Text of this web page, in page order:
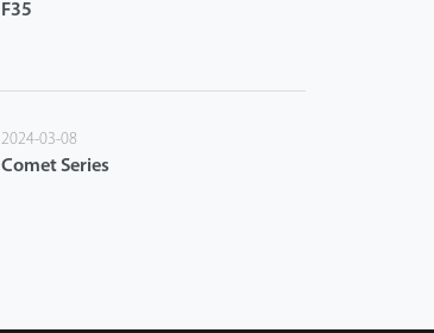
F35
2024-03-08
Comet Series